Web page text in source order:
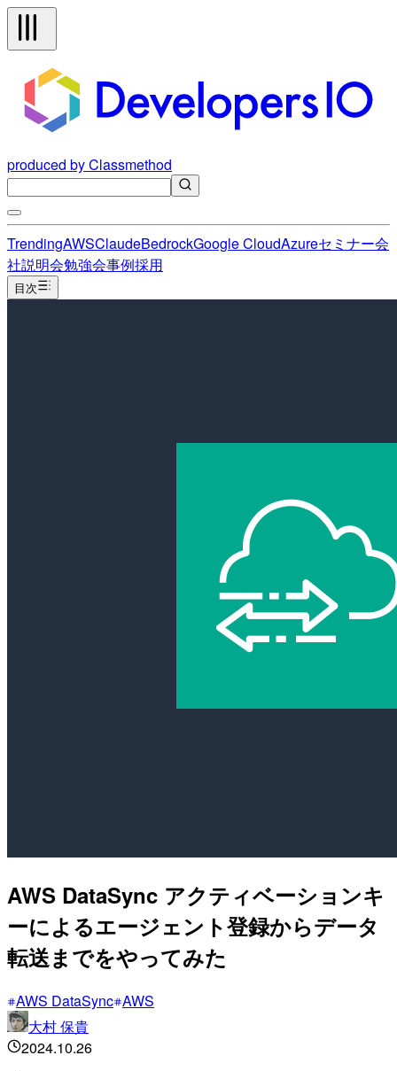
produced by Classmethod
TrendingAWSClaudeBedrockGoogle CloudAzureセミナー会
社説明会勉強会事例採用
目次
AWS DataSync アクティベーションキ
ーによるエージェント登録からデータ
転送までをやってみた
AWS DataSync AWS
大村 保貴
2024.10.26